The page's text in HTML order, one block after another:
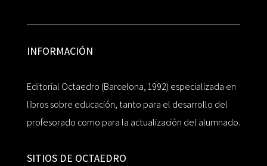
INFORMACIÓN
Editorial Octaedro (Barcelona, 1992) especializada en
libros sobre educación, tanto para el desarrollo del
profesorado como para la actualización del alumnado.
SITIOS DE OCTAEDRO